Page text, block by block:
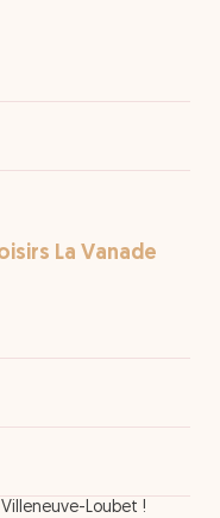
La Vanade
Loubet !